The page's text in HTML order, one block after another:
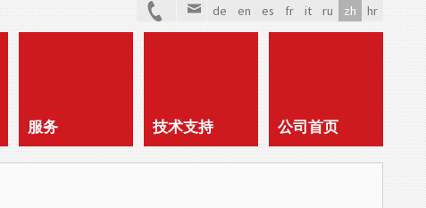
de en es fr it ru zh hr
服务 技术支持 公司首页